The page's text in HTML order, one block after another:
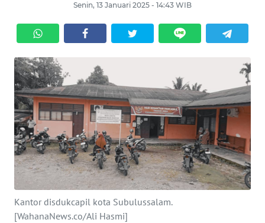
Senin, 13 Januari 2025 - 14:43 WIB
Kantor disdukcapil kota Subulussalam.
[WahanaNews.co/Ali Hasmi]
SERBA-
SERBI
HUKRIM
OPINI
PERISTIWA
Informasi
BERITA